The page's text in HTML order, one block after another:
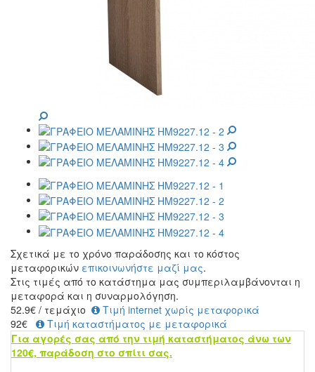
Σχετικά με το χρόνο παράδοσης και το κόστος
μεταφορικών επικοινωνήστε μαζί μας.
Στις τιμές από το κατάστημα μας συμπεριλαμβάνονται η
μεταφορά και η συναρμολόγηση.
52.9€ / τεμάχιο
Τιμή internet χωρίς μεταφορικά
92€
Τιμή καταστήματος με μεταφορικά
Για αγορές σας από την τιμή καταστήματος άνω των
120€, παράδοση στο σπίτι σας.